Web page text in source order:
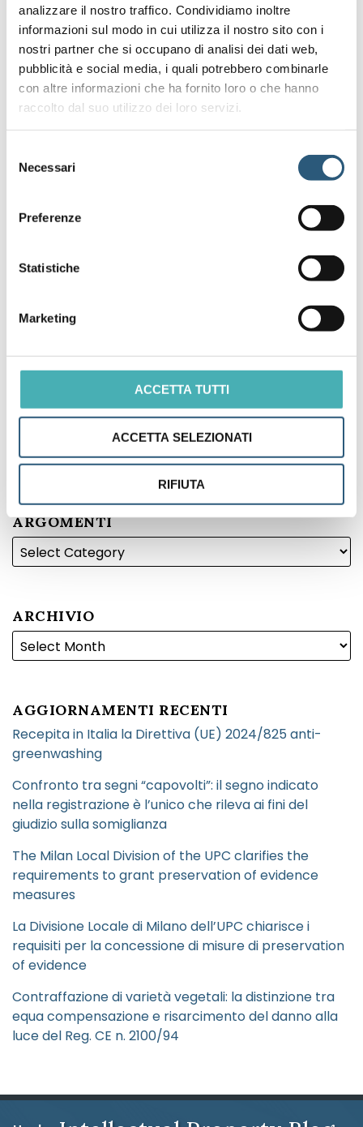
analizzare il nostro traffico. Condividiamo inoltre
informazioni sul modo in cui utilizza il nostro sito con i
nostri partner che si occupano di analisi dei dati web,
pubblicità e social media, i quali potrebbero combinarle
con altre informazioni che ha fornito loro o che hanno
raccolto dal suo utilizzo dei loro servizi.
delNecessari
Preferenze
Statistiche
Marketing
ACCETTA TUTTI
ACCETTA SELEZIONATI
RIFIUTA
Continue
Reading
Trevisan & Cuonzo
è uno dei principali studi legali
le società più innovative e tecnologicamente
avanzate del mondo.
STAY CONNECTED
Aggiungi questo blog ai tuoi aggiornamenti o iscriviti
via email usando il modulo sotto
ARGOMENTI
ARCHIVIO
AGGIORNAMENTI RECENTI
Recepita in Italia la Direttiva (UE) 2024/825 anti-
greenwashing
Confronto tra segni “capovolti”: il segno indicato
nella registrazione è l’unico che rileva ai fini del
giudizio sulla somiglianza
The Milan Local Division of the UPC clarifies the
requirements to grant preservation of evidence
measures
La Divisione Locale di Milano dell’UPC chiarisce i
requisiti per la concessione di misure di preservation
of evidence
Contraffazione di varietà vegetali: la distinzione tra
equa compensazione e risarcimento del danno alla
luce del Reg. CE n. 2100/94
RSS
Twitter
LinkedIn